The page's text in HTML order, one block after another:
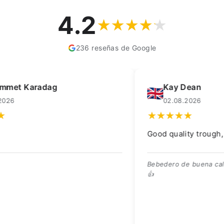
4.2
236 reseñas de Google
Kay Dean
Bebedero de buena calidad, ¡excelente precio!